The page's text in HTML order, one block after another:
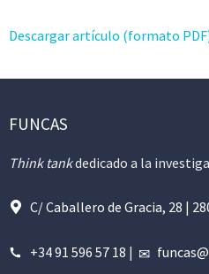
Descargar artículo (formato
FUNCAS
Think tankdedicado a la
C/ Caballero de Gracia, 28 |
+34 91 596 57 18 |